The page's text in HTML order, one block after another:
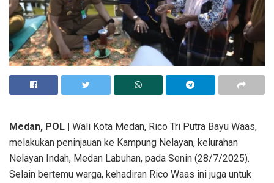
Medan, POL | Wali Kota Medan, Rico Tri Putra Bayu Waas,
melakukan peninjauan ke Kampung Nelayan, kelurahan
Nelayan Indah, Medan Labuhan, pada Senin (28/7/2025).
Selain bertemu warga, kehadiran Rico Waas ini juga untuk